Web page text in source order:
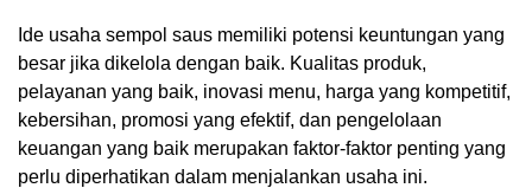
Ide usaha sempol saus memiliki potensi keuntungan yang
besar jika dikelola dengan baik. Kualitas produk,
pelayanan yang baik, inovasi menu, harga yang kompetitif,
kebersihan, promosi yang efektif, dan pengelolaan
keuangan yang baik merupakan faktor-faktor penting yang
perlu diperhatikan dalam menjalankan usaha ini.